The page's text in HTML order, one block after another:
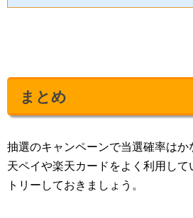
まとめ
抽選のキャンペーンで当選確率はか
天ペイや楽天カードをよく利用し
トリーしておきましょう。